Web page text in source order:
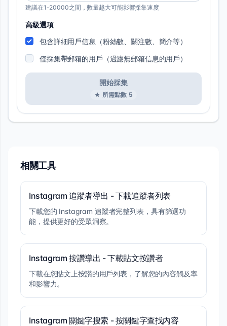
建議在1-20000之間，數量越大可能影響採集速度
高級選項
包含詳細用戶信息（粉絲數、關注數、簡介等）
僅採集帶郵箱的用戶（過濾無郵箱信息的用戶）
開始採集
所需點數 5
相關工具
Instagram 追蹤者導出 - 下載追蹤者列表
下載您的 Instagram 追蹤者完整列表，具有篩選功
能，提供更好的受眾洞察。
Instagram 按讚導出 - 下載貼文按讚者
下載在您貼文上按讚的用戶列表，了解您的內容觸及率
和影響力。
Instagram 關鍵字搜索 - 按關鍵字查找內容